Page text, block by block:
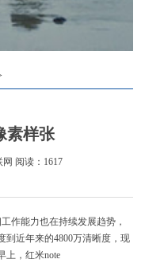
素样张
网 阅读：1617
作能力也在持续发展趋势，
到近年来的4800万清晰度，现
上，红米note